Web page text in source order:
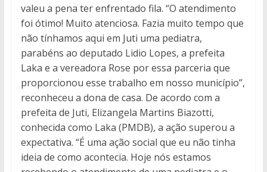
valeu a pena ter enfrentado fila. “O atendimento
foi ótimo! Muito atenciosa. Fazia muito tempo que
não tínhamos aqui em Juti uma pediatra,
parabéns ao deputado Lidio Lopes, a prefeita
Laka e a vereadora Rose por essa parceria que
proporcionou esse trabalho em nosso município”,
reconheceu a dona de casa. De acordo com a
prefeita de Juti, Elizangela Martins Biazotti,
conhecida como Laka (PMDB), a ação superou a
expectativa. “É uma ação social que eu não tinha
ideia de como acontecia. Hoje nós estamos